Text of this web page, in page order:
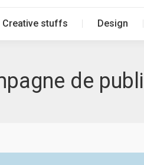
Creative stuffs Design
de